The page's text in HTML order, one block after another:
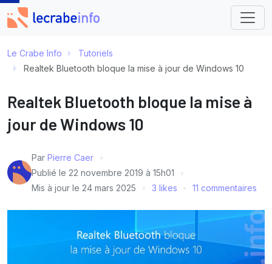
Le Crabe Info
Tutoriels
Realtek Bluetooth bloque la mise à jour de Windows 10
Realtek Bluetooth bloque la mise à
jour de Windows 10
Par Pierre Caer
Publié le 22 novembre 2019 à 15h01
Mis à jour le 24 mars 2025 3 likes 11 commentaires